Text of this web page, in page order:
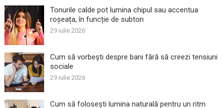
Tonurile calde pot lumina chipul sau accentua
roșeața, în funcție de subton
29 iulie 2026
Cum să vorbești despre bani fără să creezi tensiuni
sociale
29 iulie 2026
Cum să folosești lumina naturală pentru un ritm